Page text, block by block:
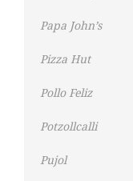
Papa John’s
Pizza Hut
Pollo Feliz
Potzollcalli
Pujol